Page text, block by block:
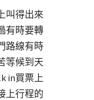
叫得出來
有時要轉
路線有時
等候到天
in買票上
上行程的